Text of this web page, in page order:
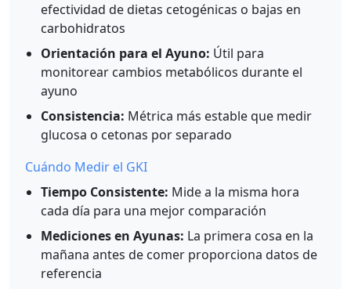
efectividad de dietas cetogénicas o bajas en
carbohidratos
Orientación para el Ayuno: Útil para
monitorear cambios metabólicos durante el
ayuno
Consistencia: Métrica más estable que medir
glucosa o cetonas por separado
Cuándo Medir el GKI
Tiempo Consistente: Mide a la misma hora
cada día para una mejor comparación
Mediciones en Ayunas: La primera cosa en la
mañana antes de comer proporciona datos de
referencia